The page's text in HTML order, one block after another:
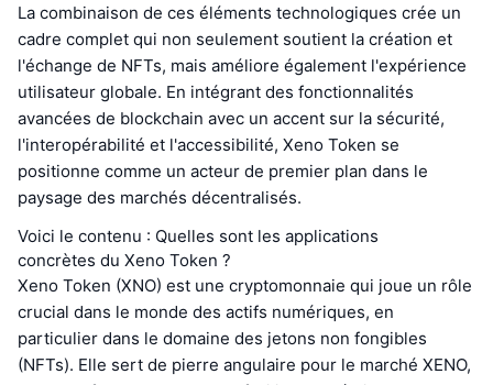
La combinaison de ces éléments technologiques crée un
cadre complet qui non seulement soutient la création et
l'échange de NFTs, mais améliore également l'expérience
utilisateur globale. En intégrant des fonctionnalités
avancées de blockchain avec un accent sur la sécurité,
l'interopérabilité et l'accessibilité, Xeno Token se
positionne comme un acteur de premier plan dans le
paysage des marchés décentralisés.
Voici le contenu : Quelles sont les applications
concrètes du Xeno Token ?
Xeno Token (XNO) est une cryptomonnaie qui joue un rôle
crucial dans le monde des actifs numériques, en
particulier dans le domaine des jetons non fongibles
(NFTs). Elle sert de pierre angulaire pour le marché XENO,